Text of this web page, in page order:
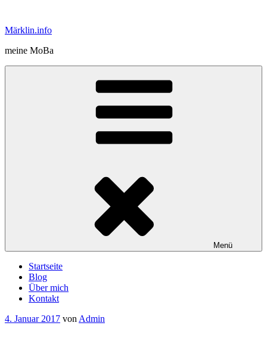
springen
Märklin.info
meine MoBa
Menü
Startseite
Blog
Über mich
Kontakt
Veröffentlicht
4. Januar 2017 von Admin